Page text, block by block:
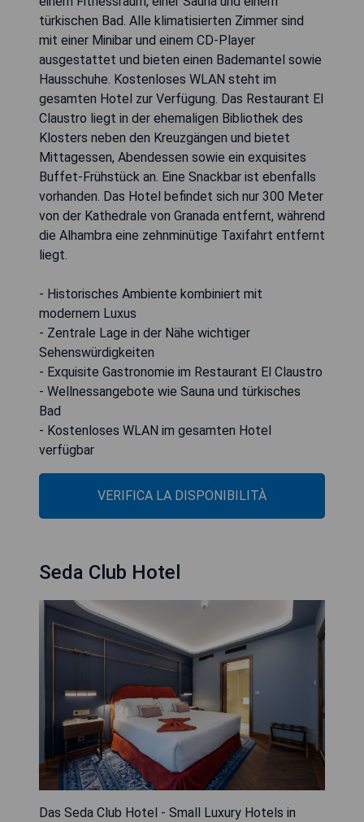
türkischen Bad. Alle klimatisierten Zimmer sind
mit einer Minibar und einem CD-Player
ausgestattet und bieten einen Bademantel sowie
Hausschuhe. Kostenloses WLAN steht im
gesamten Hotel zur Verfügung. Das Restaurant El
Claustro liegt in der ehemaligen Bibliothek des
Klosters neben den Kreuzgängen und bietet
Mittagessen, Abendessen sowie ein exquisites
Buffet-Frühstück an. Eine Snackbar ist ebenfalls
vorhanden. Das Hotel befindet sich nur 300 Meter
von der Kathedrale von Granada entfernt, während
die Alhambra eine zehnminütige Taxifahrt entfernt
liegt.
- Historisches Ambiente kombiniert mit
modernem Luxus
- Zentrale Lage in der Nähe wichtiger
Sehenswürdigkeiten
- Exquisite Gastronomie im Restaurant El Claustro
- Wellnessangebote wie Sauna und türkisches
Bad
- Kostenloses WLAN im gesamten Hotel
verfügbar
VERIFICA LA DISPONIBILITÀ
Seda Club Hotel
Das Seda Club Hotel - Small Luxury Hotels in